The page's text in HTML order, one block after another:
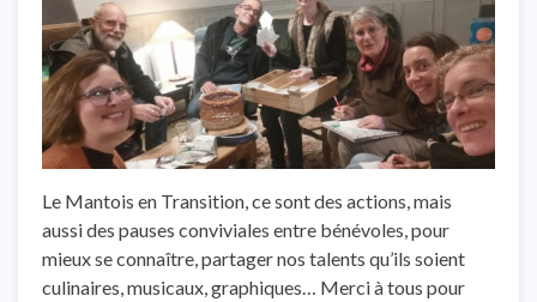
Le Mantois en Transition, ce sont des actions, mais
aussi des pauses conviviales entre bénévoles, pour
mieux se connaître, partager nos talents qu’ils soient
culinaires, musicaux, graphiques… Merci à tous pour